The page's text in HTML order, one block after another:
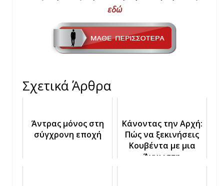
εδώ
Σχετικά Άρθρα
Άντρας μόνος στη
σύγχρονη εποχή
Κάνοντας την Αρχή:
Πώς να ξεκινήσεις
Κουβέντα με μια
Άγνωστη